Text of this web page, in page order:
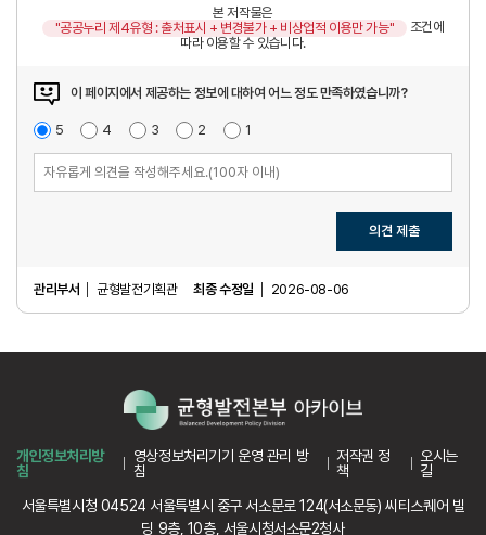
본 저작물은
"공공누리 제4유형 : 출처표시 + 변경불가 + 비상업적 이용만 가능"
조건에
따라 이용할 수 있습니다.
이 페이지에서 제공하는 정보에 대하여 어느 정도 만족하였습니까?
매
만
족
5
만
4
보
3
불
족
2
매
불
만
족
1
의견 제출
관리부서 균형발전기획관 최종 수정일 2026-08-06
개인정보처리방
침
영상정보처리기기 운영 관리 방
침
저작권 정
책
오시는
길
서울특별시청 04524 서울특별시 중구 서소문로 124(서소문동) 씨티스퀘어 빌
딩 9층, 10층, 서울시청서소문2청사